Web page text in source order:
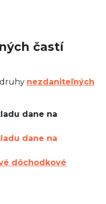
častí
nezdaniteľných
dane na
dane na
dôchodkové